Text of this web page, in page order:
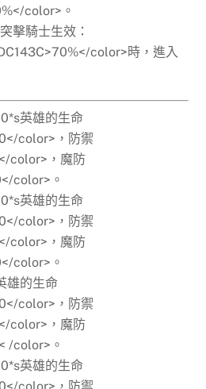
color>。
擊騎士生效：
color>時，進入
英雄的生命
color>，防禦
color>，魔防
color>。
英雄的生命
color>，防禦
color>，魔防
color>。
雄的生命
color>，防禦
color>，魔防
/color>。
英雄的生命